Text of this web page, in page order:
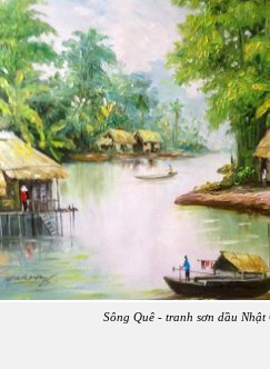
Sông Quê - tranh sơn dầu Nhật